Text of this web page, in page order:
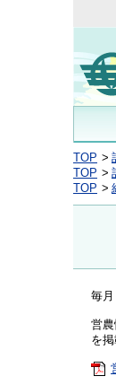
TOP
TOP
TOP
毎
営
を掲